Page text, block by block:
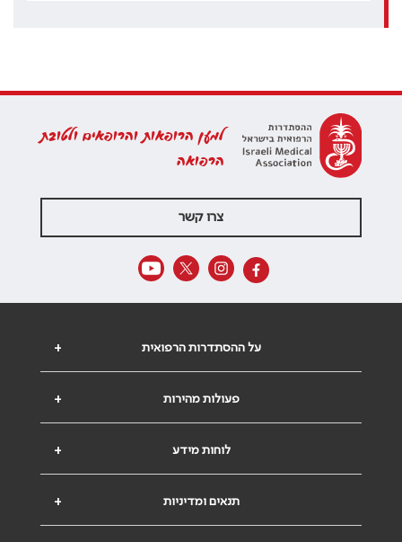
למען הרופאות והרופאים ולטובת
הרפואה
צרו קשר
+ על ההסתדרות הרפואית
+ פעולות מהירות
+ לוחות מידע
+ תנאים ומדיניות